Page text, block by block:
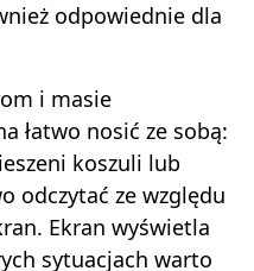
odpowiednie dla
i masie
łatwo nosić ze sobą:
koszuli lub
odczytać ze względu
Ekran wyświetla
sytuacjach warto